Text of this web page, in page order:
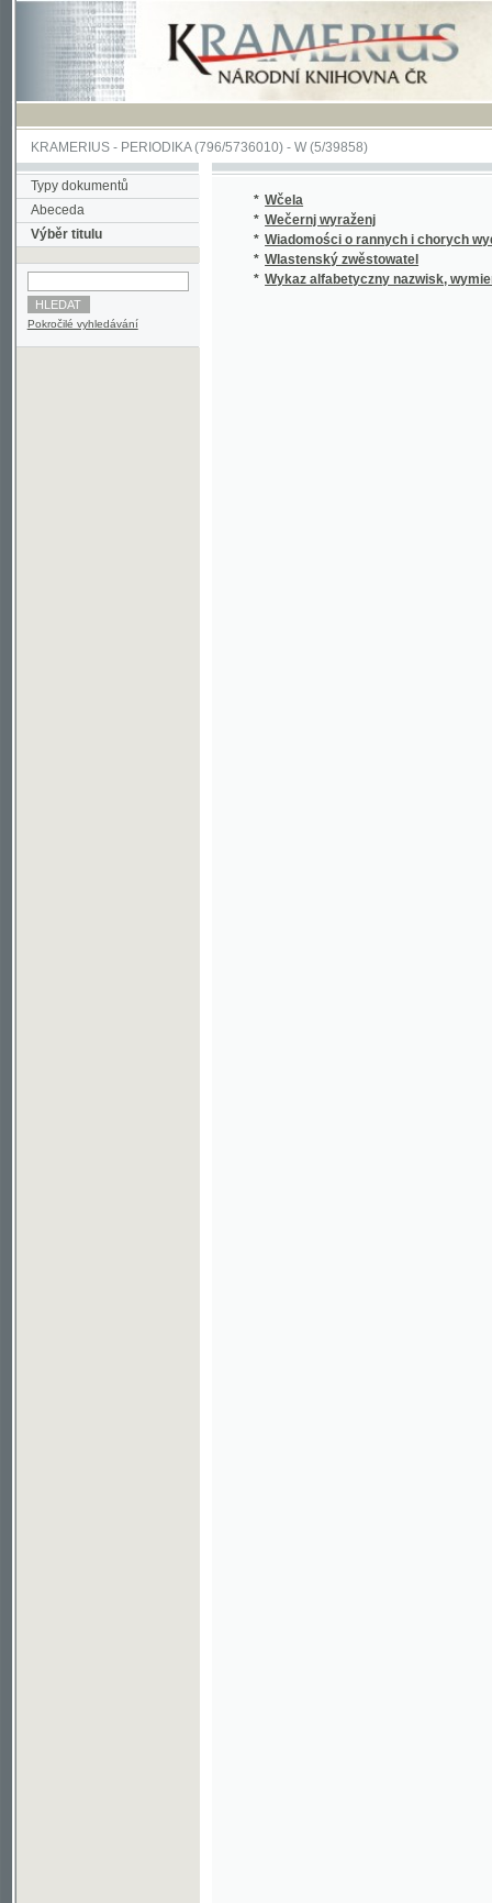
KRAMERIUS-PERIODIKA(796/5736010) -W(5/39858)
Typy dokumentů
Abeceda
Výběr titulu
Pokročilé vyhledávání
Wečernj wyraženj
Wiadomości o rannych i chorych wydane
Wlastenský zwěstowatel
Wykaz alfabetyczny nazwisk,